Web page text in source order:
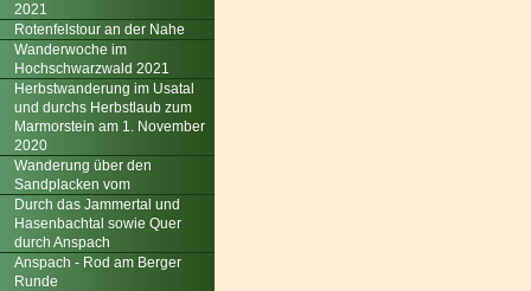
2021
Rotenfelstour an der Nahe
Wanderwoche im
Hochschwarzwald 2021
Herbstwanderung im Usatal
und durchs Herbstlaub zum
Marmorstein am 1. November
2020
Wanderung über den
Sandplacken vom
Durch das Jammertal und
Hasenbachtal sowie Quer
durch Anspach
Anspach - Rod am Berger
Runde